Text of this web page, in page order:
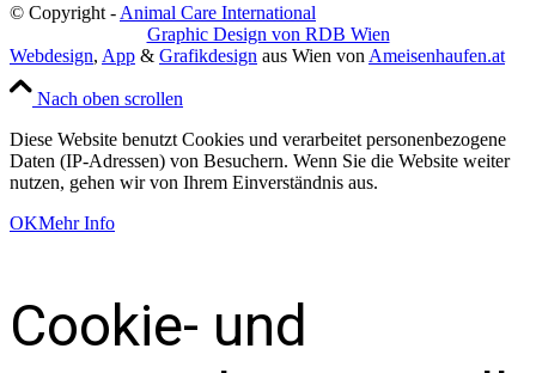
© Copyright - Animal Care International
Graphic Design von RDB Wien
Webdesign, App & Grafikdesign aus Wien von Ameisenhaufen.at
Nach oben scrollen
Diese Website benutzt Cookies und verarbeitet personenbezogene
Daten (IP-Adressen) von Besuchern. Wenn Sie die Website weiter
nutzen, gehen wir von Ihrem Einverständnis aus.
OKMehr Info
Cookie- und